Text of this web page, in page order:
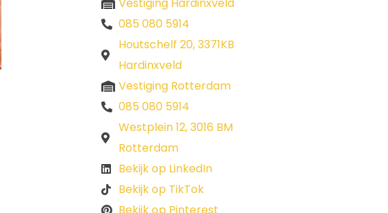
085 080 5914
Houtschelf 20, 3371KB
Hardinxveld
Vestiging Rotterdam
085 080 5914
Westplein 12, 3016 BM
Rotterdam
Bekijk op LinkedIn
Bekijk op TikTok